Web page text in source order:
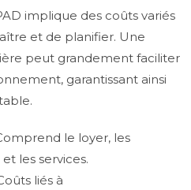
implique des coûts variés
et de planifier. Une
peut grandement faciliter
garantissant ainsi
le loyer, les
les services.
liés à